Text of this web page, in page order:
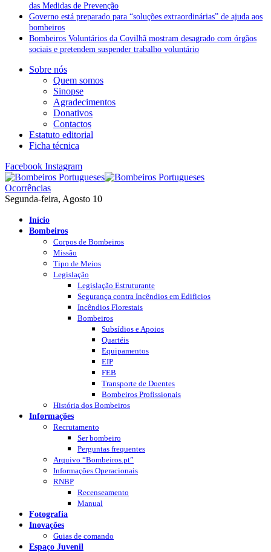
das Medidas de Prevenção
Governo está preparado para “soluções extraordinárias” de ajuda aos
bombeiros
Bombeiros Voluntários da Covilhã mostram desagrado com órgãos
sociais e pretendem suspender trabalho voluntário
Sobre nós
Quem somos
Sinopse
Agradecimentos
Donativos
Contactos
Estatuto editorial
Ficha técnica
Facebook Instagram
Ocorrências
Segunda-feira, Agosto 10
Início
Bombeiros
Corpos de Bombeiros
Missão
Tipo de Meios
Legislação
Legislação Estruturante
Segurança contra Incêndios em Edificios
Incêndios Florestais
Bombeiros
Subsídios e Apoios
Quartéis
Equipamentos
EIP
FEB
Transporte de Doentes
Bombeiros Profissionais
História dos Bombeiros
Informações
Recrutamento
Ser bombeiro
Perguntas frequentes
Arquivo “Bombeiros.pt”
Informações Operacionais
RNBP
Recenseamento
Manual
Fotografia
Inovações
Guias de comando
Espaço Juvenil